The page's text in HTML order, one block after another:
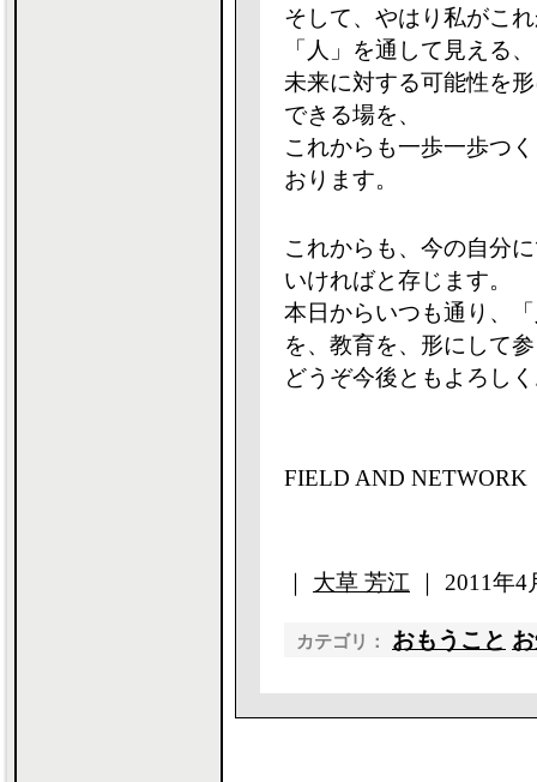
そして、やはり私がこ
「人」を通して見える、
未来に対する可能性を
できる場を、
これからも一歩一歩つ
おります。
これからも、今の自分
いければと存じます。
本日からいつも通り、
を、教育を、形にして
どうぞ今後ともよろし
FIELD AND
大草 芳江 ｜ 2011年
カテゴリ： おもうこと